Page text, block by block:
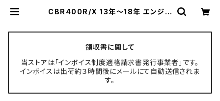
CBR400R/X 13年〜18年 エンジン
ドカラー TB6812 | TECH-MAST
ER ボルト専門店
領収書に関して
当ストアは「インボイス制度適格請求書発行事業者」です。
インボイスは出荷約３時間後にメールにて自動送信されま
す。